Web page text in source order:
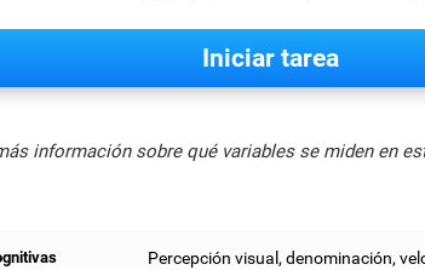
Iniciar tarea
información sobre qué variables se miden en
Percepción visual, denominación,